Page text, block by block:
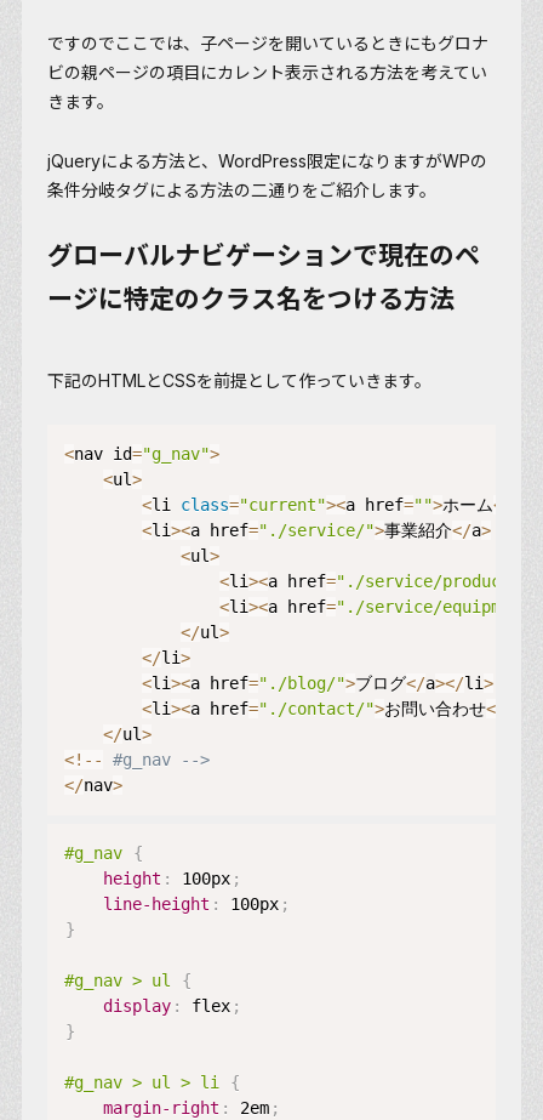
ですのでここでは、子ページを開いているときにもグロナ
ビの親ページの項目にカレント表示される方法を考えてい
きます。
jQueryによる方法と、WordPress限定になりますがWPの
条件分岐タグによる方法の二通りをご紹介します。
グローバルナビゲーションで現在のペ
ージに特定のクラス名をつける方法
下記のHTMLとCSSを前提として作っていきます。
<nav id="g_nav">
<ul>
<li class="current"><a href="">ホーム<
<li><a href="./service/">事業紹介</a>
<ul>
<li><a href="./service/products/"
<li><a href="./service/
</ul>
</li>
<li><a href="./blog/">ブログ</a></li>
<li><a href="./contact/">お問い合わせ</
</ul>
<! --
#g_nav -->
</nav>
#g_nav
{
height : 100px ;
line-height : 100px ;
}
#g_nav > ul
{
display : flex ;
}
#g_nav > ul > li
{
margin-right : 2em ;